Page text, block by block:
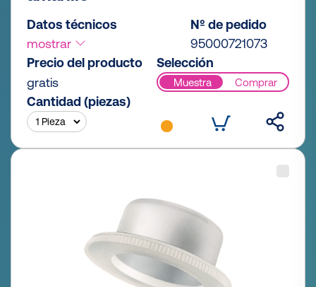
Datos técnicos
mostrar
Nº de pedido
95000721073
Precio del producto
gratis
Selección
Muestra Comprar
Cantidad (piezas)